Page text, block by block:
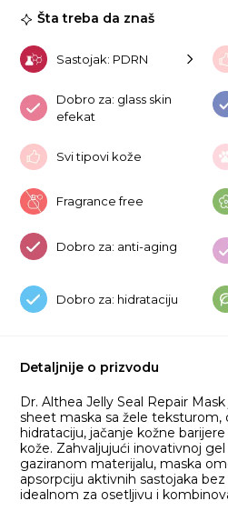
Šta treba da znaš
Sastojak: PDRN
Dobro za: glass skin
efekat
Svi tipovi kože
Fragrance free
Dobro za: anti-aging
Dobro za: hidrataciju
Detaljnije o prizvodu
Dr. Althea Jelly Seal Repair
sheet maska sa žele teksturom,
hidrataciju, jačanje kožne
kože. Zahvaljujući inovativnoj
gaziranom materijalu, maska
apsorpciju aktivnih sastojaka
idealnom za osetljivu i